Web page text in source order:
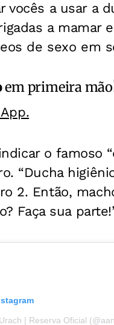
vocês a usar a
a mamar
de sexo em
em primeira
o famoso
“Ducha
2. Então,
Faça sua